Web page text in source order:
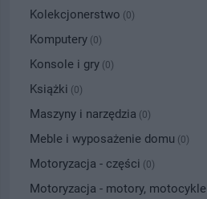
Kolekcjonerstwo (0)
Komputery (0)
Konsole i gry (0)
Książki (0)
Maszyny i narzędzia (0)
Meble i wyposażenie domu (0)
Motoryzacja - części (0)
Motoryzacja - motory, motocykle